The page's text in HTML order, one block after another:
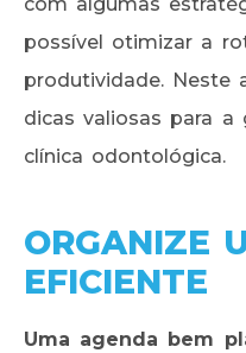
possível otimizar a
produtividade. Neste
dicas valiosas para
clínica odontológica.
ORGANIZE
EFICIENTE
Uma agenda bem